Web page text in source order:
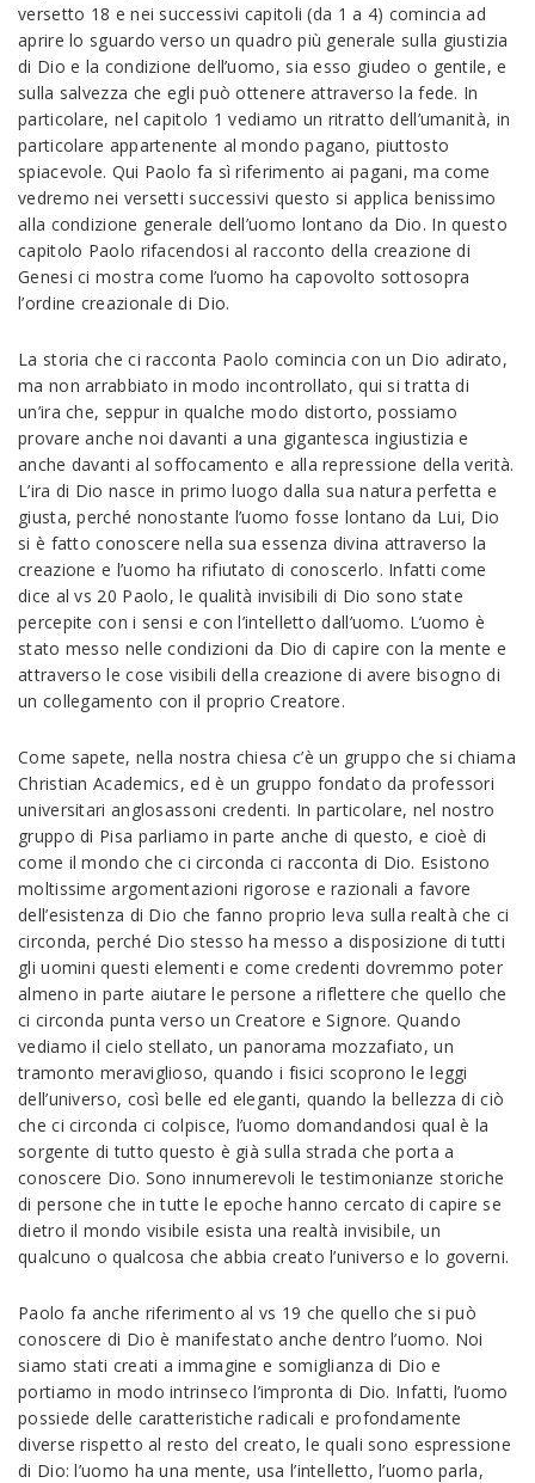
versetto 18 e nei successivi capitoli (da 1 a 4) comincia ad
aprire lo sguardo verso un quadro più generale sulla giustizia
di Dio e la condizione dell’uomo, sia esso giudeo o gentile, e
sulla salvezza che egli può ottenere attraverso la fede. In
particolare, nel capitolo 1 vediamo un ritratto dell’umanità, in
particolare appartenente al mondo pagano, piuttosto
spiacevole. Qui Paolo fa sì riferimento ai pagani, ma come
vedremo nei versetti successivi questo si applica benissimo
alla condizione generale dell’uomo lontano da Dio. In questo
capitolo Paolo rifacendosi al racconto della creazione di
Genesi ci mostra come l’uomo ha capovolto sottosopra
l’ordine creazionale di Dio.
La storia che ci racconta Paolo comincia con un Dio adirato,
ma non arrabbiato in modo incontrollato, qui si tratta di
un’ira che, seppur in qualche modo distorto, possiamo
provare anche noi davanti a una gigantesca ingiustizia e
anche davanti al soffocamento e alla repressione della verità.
L’ira di Dio nasce in primo luogo dalla sua natura perfetta e
giusta, perché nonostante l’uomo fosse lontano da Lui, Dio
si è fatto conoscere nella sua essenza divina attraverso la
creazione e l’uomo ha rifiutato di conoscerlo. Infatti come
dice al vs 20 Paolo, le qualità invisibili di Dio sono state
percepite con i sensi e con l’intelletto dall’uomo. L’uomo è
stato messo nelle condizioni da Dio di capire con la mente e
attraverso le cose visibili della creazione di avere bisogno di
un collegamento con il proprio Creatore.
Come sapete, nella nostra chiesa c’è un gruppo che si chiama
Christian Academics, ed è un gruppo fondato da professori
universitari anglosassoni credenti. In particolare, nel nostro
gruppo di Pisa parliamo in parte anche di questo, e cioè di
come il mondo che ci circonda ci racconta di Dio. Esistono
moltissime argomentazioni rigorose e razionali a favore
dell’esistenza di Dio che fanno proprio leva sulla realtà che ci
circonda, perché Dio stesso ha messo a disposizione di tutti
gli uomini questi elementi e come credenti dovremmo poter
almeno in parte aiutare le persone a riflettere che quello che
ci circonda punta verso un Creatore e Signore. Quando
vediamo il cielo stellato, un panorama mozzafiato, un
tramonto meraviglioso, quando i fisici scoprono le leggi
dell’universo, così belle ed eleganti, quando la bellezza di ciò
che ci circonda ci colpisce, l’uomo domandandosi qual è la
sorgente di tutto questo è già sulla strada che porta a
conoscere Dio. Sono innumerevoli le testimonianze storiche
di persone che in tutte le epoche hanno cercato di capire se
dietro il mondo visibile esista una realtà invisibile, un
qualcuno o qualcosa che abbia creato l’universo e lo governi.
Paolo fa anche riferimento al vs 19 che quello che si può
conoscere di Dio è manifestato anche dentro l’uomo. Noi
siamo stati creati a immagine e somiglianza di Dio e
portiamo in modo intrinseco l’impronta di Dio. Infatti, l’uomo
possiede delle caratteristiche radicali e profondamente
diverse rispetto al resto del creato, le quali sono espressione
di Dio: l’uomo ha una mente, usa l’intelletto, l’uomo parla,